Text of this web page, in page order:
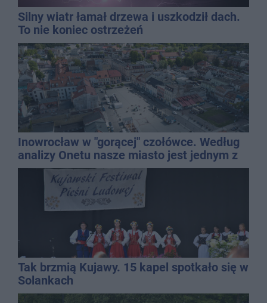
Silny wiatr łamał drzewa i uszkodził dach.
To nie koniec ostrzeżeń
Inowrocław w "gorącej" czołówce. Według
analizy Onetu nasze miasto jest jednym z
najbardziej narażonych na upały
Tak brzmią Kujawy. 15 kapel spotkało się w
Solankach